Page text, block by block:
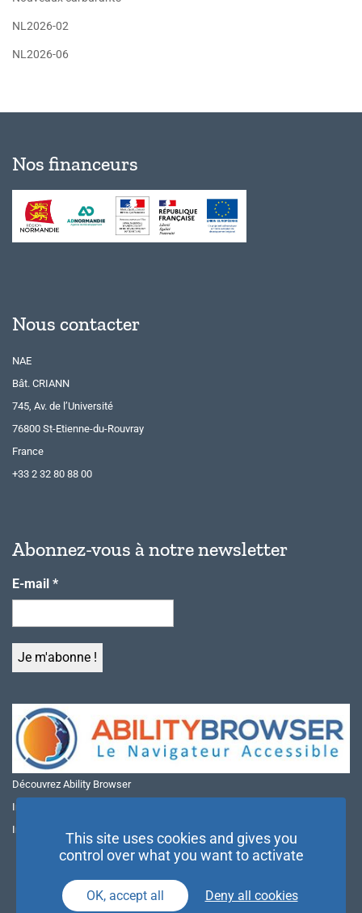
NL2026-02
NL2026-06
Nos financeurs
Nous contacter
NAE
Bât. CRIANN
745, Av. de l’Université
76800 St-Etienne-du-Rouvray
France
+33 2 32 80 88 00
Abonnez-vous à notre newsletter
E-mail *
Découvrez Ability Browser
Installer Ability Browser sur Windows
Installer Ability Browser sur Mac
This site uses cookies and gives you
control over what you want to activate
OK, accept all Deny all cookies